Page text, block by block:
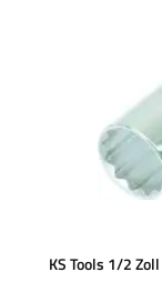
KS Tools 1/2